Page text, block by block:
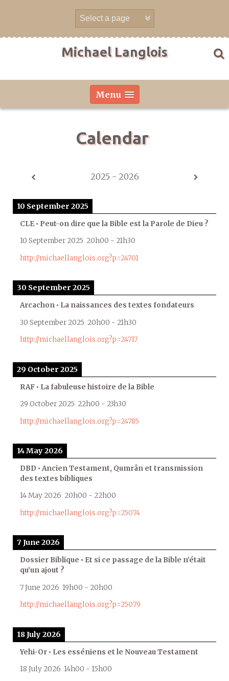
Michael Langlois
Menu
Calendar
2025 - 2026
10 September 2025
CLE • Peut-on dire que la Bible est la Parole de Dieu ?
10 September 2025 20h00 - 21h30
http://michaellanglois.org?p=24701
30 September 2025
Arcachon • La naissances des textes fondateurs
30 September 2025 20h00 - 21h30
http://michaellanglois.org?p=24717
29 October 2025
RAF • La fabuleuse histoire de la Bible
29 October 2025 22h00 - 23h30
http://michaellanglois.org?p=24785
14 May 2026
DBD • Ancien Testament, Qumrân et transmission
des textes bibliques
14 May 2026 20h00 - 22h00
http://michaellanglois.org?p=25074
7 June 2026
Dossier Biblique • Et si ce passage de la Bible n’était
qu’un ajout ?
7 June 2026 19h00 - 20h00
http://michaellanglois.org?p=25079
18 July 2026
Yehi-Or • Les esséniens et le Nouveau Testament
18 July 2026 14h00 - 15h00